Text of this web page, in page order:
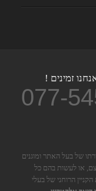
זמינים !
077-
של בעל האתר ומוגנים
או לעשות בהם כל
הרוחני של בעלי